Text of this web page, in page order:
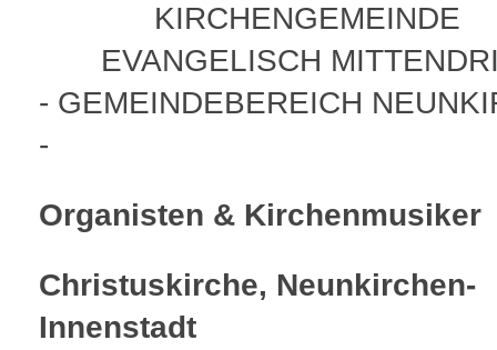
KIRCHENGEMEINDE
EVANGELISCH
- GEMEINDEBEREICH
-
Organisten & Kirchenmusiker
Christuskirche, Neunkirchen-
Innenstadt